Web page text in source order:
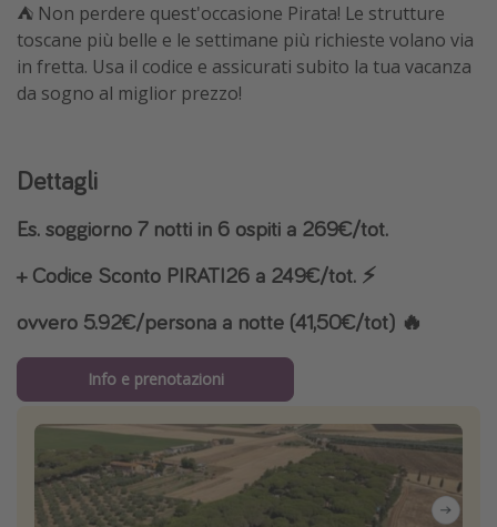
⛺️ Non perdere quest'occasione Pirata! Le strutture
toscane più belle e le settimane più richieste volano via
in fretta. Usa il codice e assicurati subito la tua vacanza
da sogno al miglior prezzo!
Dettagli
Es. soggiorno 7 notti in 6 ospiti a 269€/tot.
+ Codice Sconto PIRATI26 a 249€/tot. ⚡️
ovvero 5.92€/persona a notte (41,50€/tot) 🔥
Info e prenotazioni